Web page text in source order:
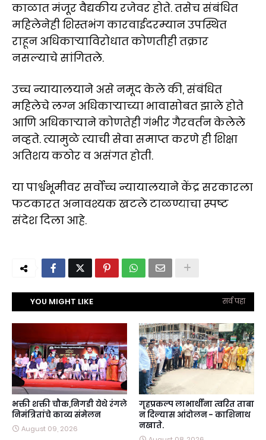
काळात मंजूर वैद्यकीय रजेवर होते. तसेच संबंधित
महिलेनेही शिस्तभंग कारवाईदरम्यान उपस्थित
राहून अधिकाऱ्याविरोधात कोणतीही तक्रार
नसल्याचे सांगितले.
उच्च न्यायालयाने असे नमूद केले की, संबंधित
महिलेचे लग्न अधिकाऱ्याच्या भावासोबत झाले होते
आणि अधिकाऱ्याने कोणतेही गंभीर गैरवर्तन केलेले
नव्हते. त्यामुळे त्याची सेवा समाप्त करणे ही शिक्षा
अतिशय कठोर व असंगत होती.
या पार्श्वभूमीवर सर्वोच्च न्यायालयाने केंद्र सरकारला
फटकारत अनावश्यक खटले टाळण्याचा स्पष्ट
संदेश दिला आहे.
YOU MIGHT LIKE सर्व पहा
भक्ती शक्ती चौक,निगडी येथे रंगले
निमंत्रितांचे काव्य संमेलन
August 09, 2026
गृहप्रकल्प लाभार्थींना त्वरित ताबा
न दिल्यास आंदोलन - काशिनाथ
नखाते.